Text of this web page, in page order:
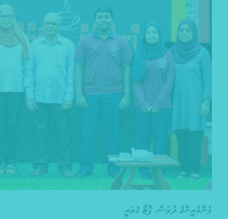
ޅެންވެރީންގެ ދުވަސް,ފޮޓޯ ގެލަރީ